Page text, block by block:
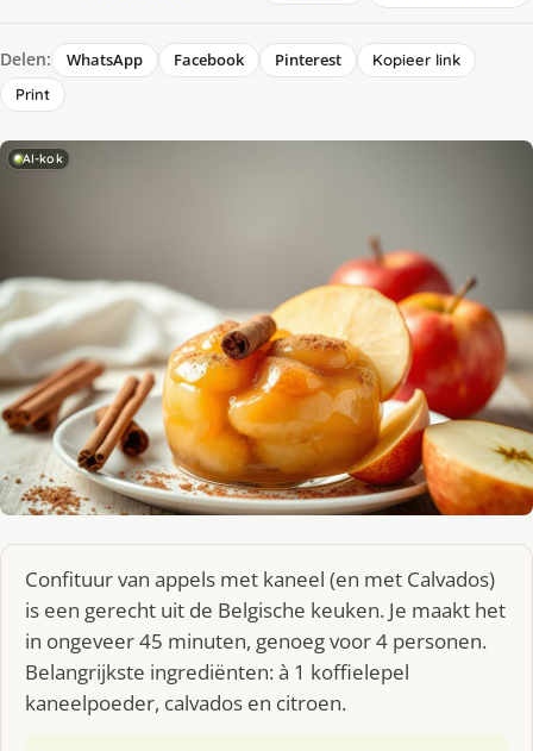
Delen: WhatsApp Facebook Pinterest
Kopieer link
Print
AI-kok
Confituur van appels met kaneel (en met Calvados)
is een gerecht uit de Belgische keuken. Je maakt het
in ongeveer 45 minuten, genoeg voor 4 personen.
Belangrijkste ingrediënten: à 1 koffielepel
kaneelpoeder, calvados en citroen.